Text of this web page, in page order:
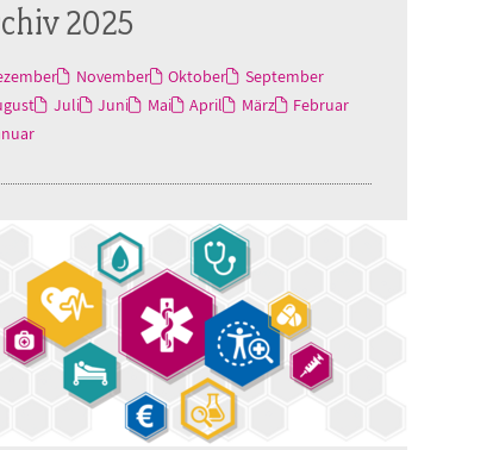
2025
November Oktober
September
Juli Juni Mai April März
Februar